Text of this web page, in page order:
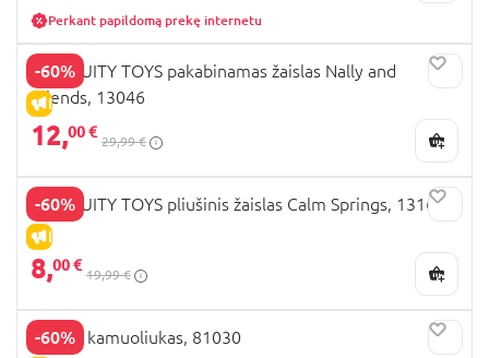
Perkant papildomą prekę internetu
-60%
IŠPARDAVIMAS
INGENUITY TOYS pakabinamas žaislas Nally and
Friends, 13046
12,00 €
29,99 €
-60%
IŠPARDAVIMAS
INGENUITY TOYS pliušinis žaislas Calm Springs, 13163
8,00 €
19,99 €
-60%
OBALL kamuoliukas, 81030